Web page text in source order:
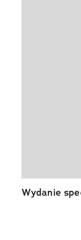
Wydanie